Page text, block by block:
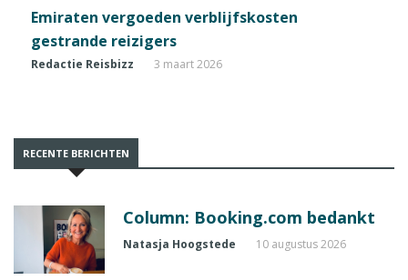
Emiraten vergoeden verblijfskosten
gestrande reizigers
Redactie Reisbizz 3 maart 2026
RECENTE BERICHTEN
Column: Booking.com bedankt
Natasja Hoogstede 10 augustus 2026